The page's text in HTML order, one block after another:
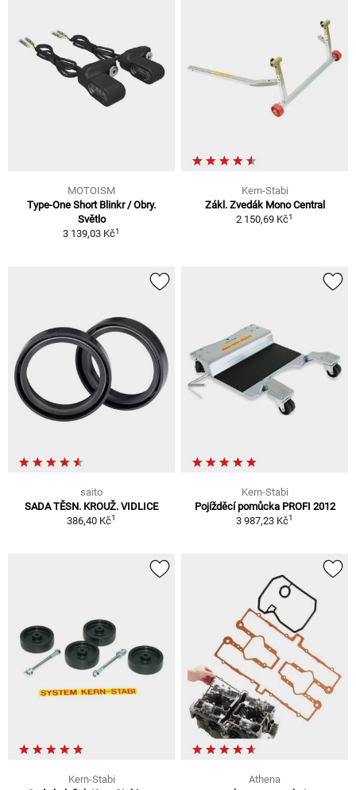
MOTOISM
Type-One Short Blinkr / Obry.
Světlo
3 139,03 Kč1
Kern-Stabi
Zákl. Zvedák Mono Central
2 150,69 Kč1
saito
SADA TĚSN. KROUŽ. VIDLICE
386,40 Kč1
Kern-Stabi
Pojížděcí pomůcka PROFI 2012
3 987,23 Kč1
Kern-Stabi
Athena